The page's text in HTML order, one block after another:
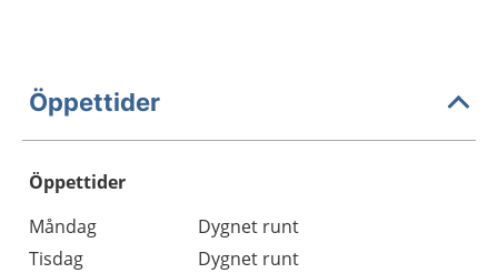
Öppettider
Öppettider
Dag
Öppettider
Kommentarer
Måndag
Dygnet runt
Tisdag
Dygnet runt